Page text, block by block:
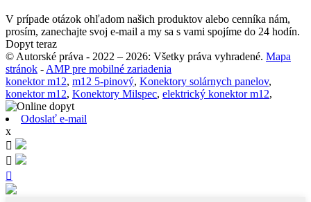
V prípade otázok ohľadom našich produktov alebo cenníka nám,
prosím, zanechajte svoj e-mail a my sa s vami spojíme do 24 hodín.
Dopyt teraz
© Autorské práva - 2022 – 2026: Všetky práva vyhradené. Mapa
stránok - AMP pre mobilné zariadenia
konektor m12, m12 5-pinový, Konektory solárnych panelov,
konektor m12, Konektory Milspec, elektrický konektor m12,
Odoslať e-mail
x


